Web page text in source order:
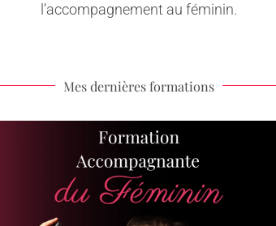
l’accompagnement au féminin.
Mes dernières formations